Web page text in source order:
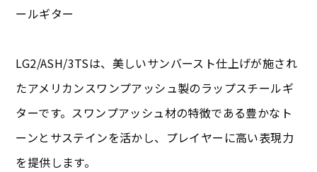
ールギター
LG2/ASH/3TSは、美しいサンバースト仕上げが施され
たアメリカンスワンプアッシュ製のラップスチールギ
ターです。スワンプアッシュ材の特徴である豊かなト
ーンとサステインを活かし、プレイヤーに高い表現力
を提供します。